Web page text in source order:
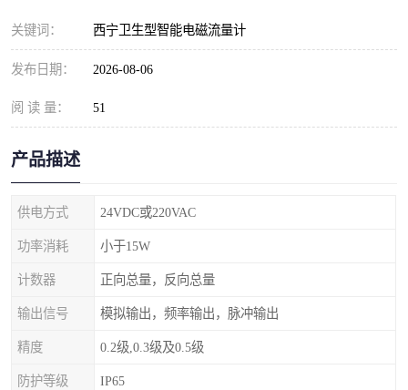
关键词： 西宁卫生型智能电磁流量计
发布日期： 2026-08-06
阅 读 量： 51
产品描述
供电方式 24VDC或220VAC
功率消耗 小于15W
计数器 正向总量，反向总量
输出信号 模拟输出，频率输出，脉冲输出
精度 0.2级,0.3级及0.5级
防护等级 IP65